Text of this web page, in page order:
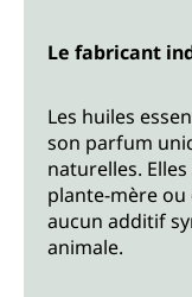
Le fabricant
Les huiles
son parfum
naturelles.
plante-mère
aucun additif
animale.